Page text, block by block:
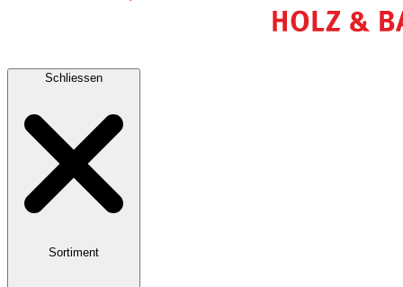
Schliessen
Sortiment